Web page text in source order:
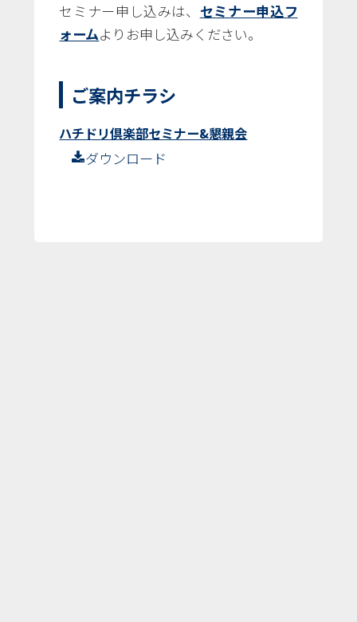
セミナー申し込みは、 セミナー申込フ
ォームよりお申し込みください。
ご案内チラシ
ハチドリ倶楽部セミナー&懇親会
ダウンロード